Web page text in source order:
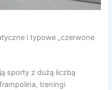
i typowe „czerwone
sporty z dużą liczbą
treningi